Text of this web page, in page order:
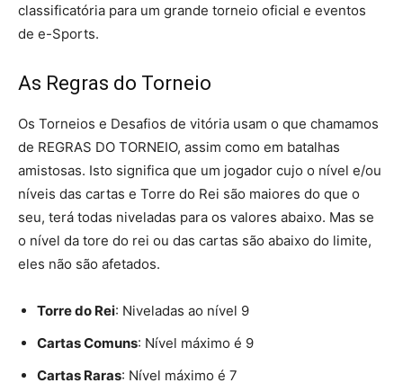
classificatória para um grande torneio oficial e eventos
de e-Sports.
As Regras do Torneio
Os Torneios e Desafios de vitória usam o que chamamos
de REGRAS DO TORNEIO, assim como em batalhas
amistosas. Isto significa que um jogador cujo o nível e/ou
níveis das cartas e Torre do Rei são maiores do que o
seu, terá todas niveladas para os valores abaixo. Mas se
o nível da tore do rei ou das cartas são abaixo do limite,
eles não são afetados.
Torre do Rei: Niveladas ao nível 9
Cartas Comuns: Nível máximo é 9
Cartas Raras: Nível máximo é 7